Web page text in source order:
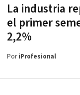
La industria
el primer
2,2%
PoriProfesional